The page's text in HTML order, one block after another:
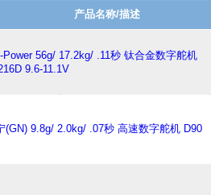
产品名称/描述
Power 56g/ 17.2kg/ .11秒 钛合金数字舵机
9.6-11.1V
(GN) 9.8g/ 2.0kg/ .07秒 高速数字舵机 D90